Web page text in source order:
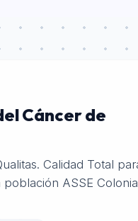
Cáncer de
para
ASSE Colonia